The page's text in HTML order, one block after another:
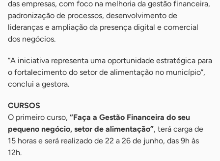
das empresas, com foco na melhoria da gestão financeira,
padronização de processos, desenvolvimento de
lideranças e ampliação da presença digital e comercial
dos negócios.
“A iniciativa representa uma oportunidade estratégica para
o fortalecimento do setor de alimentação no município”,
conclui a gestora.
CURSOS
O primeiro curso, “Faça a Gestão Financeira do seu
pequeno negócio, setor de alimentação”, terá carga de
15 horas e será realizado de 22 a 26 de junho, das 9h às
12h.